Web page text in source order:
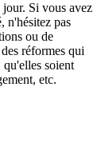
jour. Si vous avez
n'hésitez pas
ou de
réformes qui
qu'elles soient
etc.